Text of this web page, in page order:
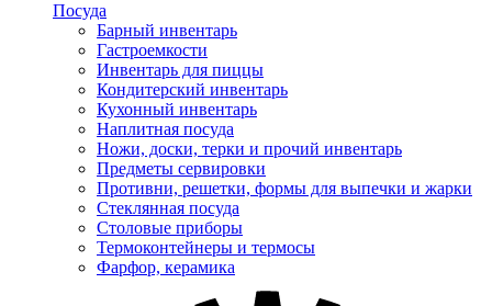
Посуда
Барный инвентарь
Гастроемкости
Инвентарь для пиццы
Кондитерский инвентарь
Кухонный инвентарь
Наплитная посуда
Ножи, доски, терки и прочий инвентарь
Предметы сервировки
Противни, решетки, формы для выпечки и жарки
Стеклянная посуда
Столовые приборы
Термоконтейнеры и термосы
Фарфор, керамика